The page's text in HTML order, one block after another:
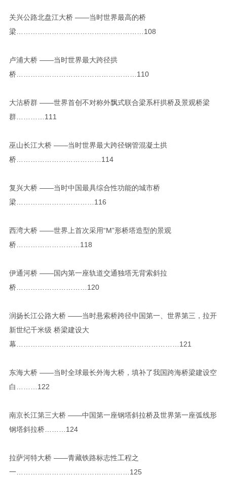
关兴公路北盘江大桥 ——当时世界最高的桥
梁………………………………………………108
卢浦大桥 ——当时世界最大跨径拱
桥……………………………………………110
大沽桥群 ——世界首创不对称外飘式联合梁系杆拱桥及景观桥梁
群…………111
巫山长江大桥 ——当时世界最大跨径钢管混凝土拱
桥………………………………114
复兴大桥 ——当时中国最具综合性功能的城市桥
梁……………………………116
西湾大桥 ——世界上首次采用“M”形桥塔造型的景观
桥………………………118
伊通河桥 ——国内第一座轨道交通独塔无背索斜拉
桥…………………………120
润扬长江公路大桥 ——当时悬索桥跨径中国第一、世界第三，拉开
新世纪千米级 桥梁建设大
幕……………………………………………………………121
东海大桥 ——当时全球最长外海大桥，填补了我国跨海桥梁建设空
白………122
南京长江第三大桥 ——中国第一座钢塔斜拉桥及世界第一座弧线形
钢塔斜拉桥………124
拉萨河特大桥 ——青藏铁路标志性工程之
一…………………………………………125